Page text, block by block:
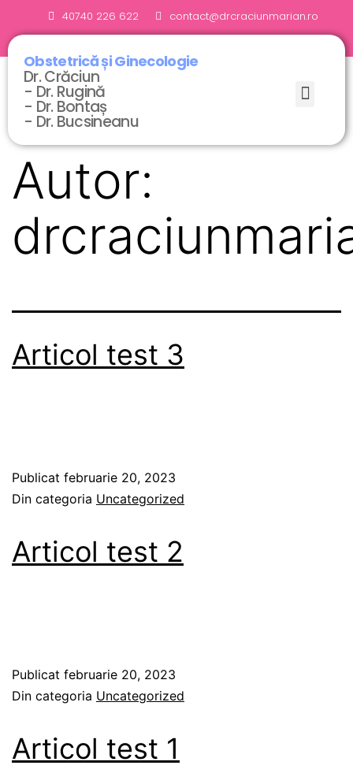
40740 226 622 contact@drcraciunmarian.ro
Obstetrică și Ginecologie
Dr. Crăciun
- Dr. Rugină
- Dr. Bontaș
- Dr. Bucsineanu
Autor:
Articol test 3
Publicat februarie 20, 2023
Din categoria Uncategorized
Articol test 2
Publicat februarie 20, 2023
Din categoria Uncategorized
Articol test 1